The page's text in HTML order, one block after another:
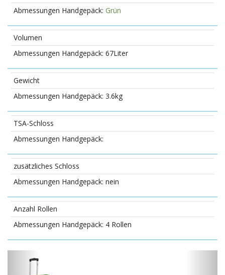
Grün
Volumen
67Liter
Gewicht
3.6kg
TSA-Schloss
zusätzliches Schloss
nein
Anzahl Rollen
4 Rollen